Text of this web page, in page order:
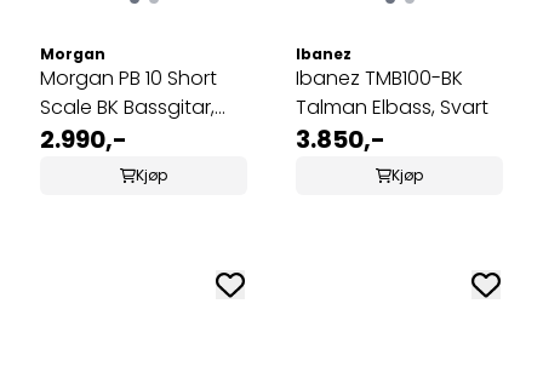
Morgan
Morgan PB 10 Short
Scale BK Bassgitar,
svart
2.990,-
Kjøp
Ibanez
Ibanez TMB100-BK
Talman Elbass, Svart
3.850,-
Kjøp